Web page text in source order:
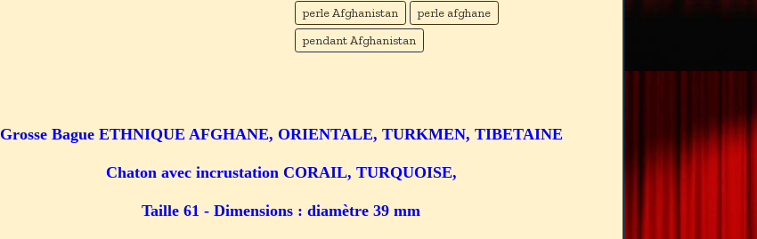
perle Afghanistan
perle afghane
pendant Afghanistan
Grosse Bague ETHNIQUE AFGHANE, ORIENTALE, TURKMEN, TIBETAINE
Chaton avec incrustation CORAIL, TURQUOISE,
Taille 61 - Dimensions : diamètre 39 mm